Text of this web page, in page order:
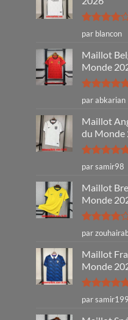
Note4
sur 5
par blancon
Maillot
Monde
Note5sur
5
par abkarian
Maillot
du Monde
Note5sur
5
par samir98
Maillot
Monde
Note4
sur 5
par
Maillot
Monde
Note5sur
5
par